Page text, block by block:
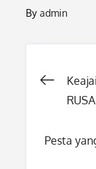
Byadmin
Pesta